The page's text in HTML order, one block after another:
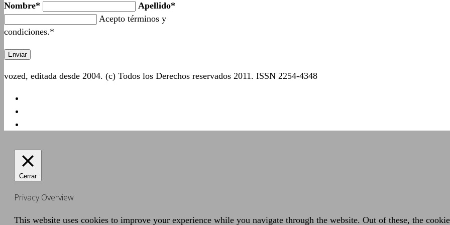
Nombre*
Apellido*
Acepto términos y
condiciones.*
vozed, editada desde 2004. (c) Todos los Derechos reservados 2011. ISSN 2254-4348
Cerrar
Privacy Overview
This website uses cookies to improve your experience while you navigate through the website. Out of these, the